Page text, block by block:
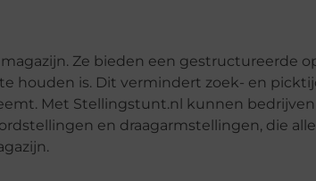
Ze bieden een gestructureerde
houden is. Dit vermindert zoek- en
Met Stellingstunt.nl kunnen
en draagarmstellingen, die